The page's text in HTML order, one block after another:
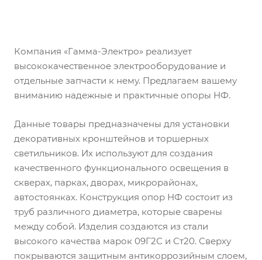
Компания «Гамма-Электро» реализует
высококачественное электрооборудование и
отдельные запчасти к нему. Предлагаем вашему
вниманию надежные и практичные опоры НФ.
Данные товары предназначены для установки
декоративных кронштейнов и торшерных
светильников. Их используют для создания
качественного функционального освещения в
скверах, парках, дворах, микрорайонах,
автостоянках. Конструкция опор НФ состоит из
труб различного диаметра, которые сварены
между собой. Изделия создаются из стали
высокого качества марок 09Г2С и Ст20. Сверху
покрываются защитным антикоррозийным слоем,